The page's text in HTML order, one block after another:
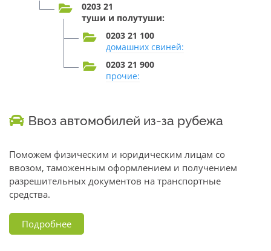
0203 21
туши и полутуши:
0203 21 100
домашних свиней:
0203 21 900
прочие:
Ввоз автомобилей из-за рубежа
Поможем физическим и юридическим лицам со
ввозом, таможенным оформлением и получением
разрешительных документов на транспортные
средства.
Подробнее